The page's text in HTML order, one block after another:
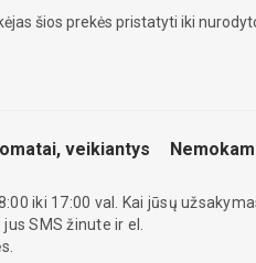
šios prekės pristatyti iki
veikiantys
iki 17:00 val. Kai jūsų
SMS žinute ir el.